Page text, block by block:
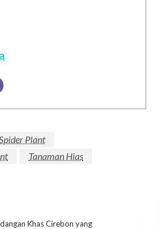
Plant
Tanaman Hias
Khas Cirebon yang